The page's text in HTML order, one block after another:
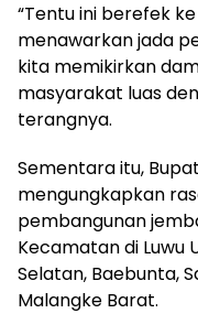
“Tentu ini berefek
menawarkan jada
kita memikirkan
masyarakat luas
terangnya.
Sementara itu,
mengungkapkan
pembangunan
Kecamatan di Luwu
Selatan, Baebunta,
Malangke Barat.